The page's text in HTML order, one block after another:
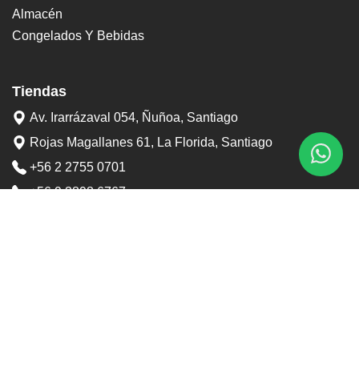
Almacén
Congelados Y Bebidas
Tiendas
Av. Irarrázaval 054, Ñuñoa, Santiago
Rojas Magallanes 61, La Florida, Santiago
+56 2 2755 0701
+56 9 3898 6767